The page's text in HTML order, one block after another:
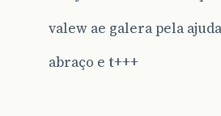
valew ae galera pela
abraço e t+++